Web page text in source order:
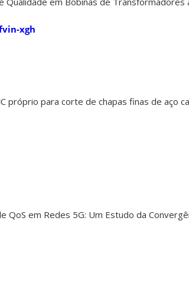
xgh
próprio para corte de chapas finas de aço
em Redes 5G: Um Estudo da